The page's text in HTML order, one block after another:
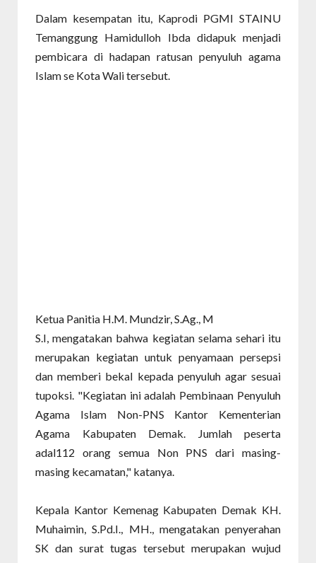
Dalam kesempatan itu, Kaprodi PGMI STAINU
Temanggung Hamidulloh Ibda didapuk menjadi
pembicara di hadapan ratusan penyuluh agama
Islam se Kota Wali tersebut.
Ketua Panitia H.M. Mundzir, S.Ag., M
S.I, mengatakan bahwa kegiatan selama sehari itu
merupakan kegiatan untuk penyamaan persepsi
dan memberi bekal kepada penyuluh agar sesuai
tupoksi. "Kegiatan ini adalah Pembinaan Penyuluh
Agama Islam Non-PNS Kantor Kementerian
Agama Kabupaten Demak. Jumlah peserta
adal112 orang semua Non PNS dari masing-
masing kecamatan," katanya.
Kepala Kantor Kemenag Kabupaten Demak KH.
Muhaimin, S.Pd.I., MH., mengatakan penyerahan
SK dan surat tugas tersebut merupakan wujud